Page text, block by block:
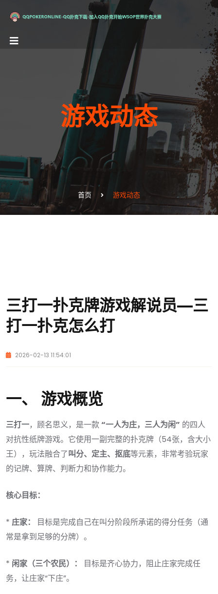
游戏动态
首页 游戏动态
三打一扑克牌游戏解说员—三
打一扑克怎么打
2026-02-13 11:54:01
一、 游戏概览
三打一，顾名思义，是一款 “一人为庄，三人为闲” 的四人
对抗性纸牌游戏。它使用一副完整的扑克牌（54张，含大小
王），玩法融合了叫分、定主、抠底等元素，非常考验玩家
的记牌、算牌、判断力和协作能力。
核心目标：
* 庄家：
目标是完成自己在叫分阶段所承诺的得分任务（通
常是拿到足够的分牌）。
* 闲家（三个农民）：
目标是齐心协力，阻止庄家完成任
务，让庄家“下庄”。